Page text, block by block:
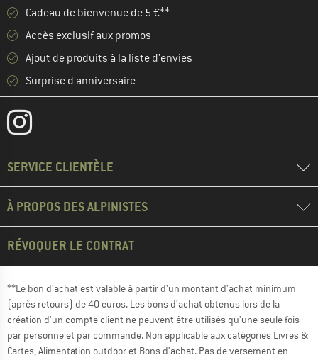
Cadeau de bienvenue de 5 €**
Accès exclusif aux promos
Ajout de produits à la liste d'envies
Surprise d'anniversaire
SERVICE CLIENTÈLE
À PROPOS DES ALPINISTES
RÉVOQUER LE CONTRAT
**Le bon d'achat est valable à partir d'un montant d'achat minimum
(après retours) de 40 euros. Les bons d'achat obtenus lors de la
création d'un compte client ne peuvent être utilisés qu'une seule fois
par personne et par commande. Non applicable aux catégories Livres &
Cartes, Alimentation outdoor et Bons d'achat. Pas de versement en